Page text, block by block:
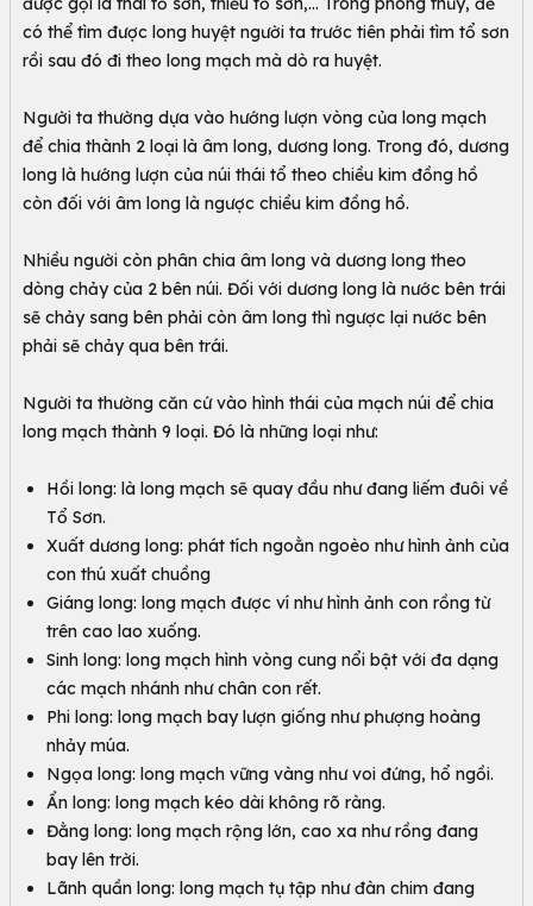
có thể tìm được long huyệt người ta trước tiên phải tìm tổ sơn
rồi sau đó đi theo long mạch mà dò ra huyệt.
Người ta thường dựa vào hướng lượn vòng của long mạch
để chia thành 2 loại là âm long, dương long. Trong đó, dương
long là hướng lượn của núi thái tổ theo chiều kim đồng hồ
còn đối với âm long là ngược chiều kim đồng hồ.
Nhiều người còn phân chia âm long và dương long theo
dòng chảy của 2 bên núi. Đối với dương long là nước bên trái
sẽ chảy sang bên phải còn âm long thì ngược lại nước bên
phải sẽ chảy qua bên trái.
Người ta thường căn cứ vào hình thái của mạch núi để chia
long mạch thành 9 loại. Đó là những loại như:
Hồi long: là long mạch sẽ quay đầu như đang liếm đuôi về
Tổ Sơn.
Xuất dương long: phát tích ngoằn ngoèo như hình ảnh của
con thú xuất chuồng
Giáng long: long mạch được ví như hình ảnh con rồng từ
trên cao lao xuống.
Sinh long: long mạch hình vòng cung nổi bật với đa dạng
các mạch nhánh như chân con rết.
Phi long: long mạch bay lượn giống như phượng hoàng
nhảy múa.
Ngọa long: long mạch vững vàng như voi đứng, hổ ngồi.
Ẩn long: long mạch kéo dài không rõ ràng.
Đằng long: long mạch rộng lớn, cao xa như rồng đang
bay lên trời.
Lãnh quần long: long mạch tụ tập như đàn chim đang